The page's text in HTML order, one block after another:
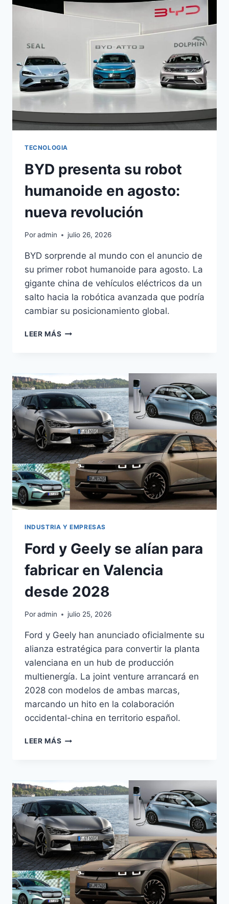
HÍBRIDO
DE
TECNOLOGIA
BYD presenta su robot
humanoide en agosto:
nueva revolución
Poradmin julio 26, 2026
BYD sorprende al mundo con el anuncio de
su primer robot humanoide para agosto. La
gigante china de vehículos eléctricos da un
salto hacia la robótica avanzada que podría
cambiar su posicionamiento global.
LEER MÁS BYD
EN
AGOSTO:
NUEVA
REVOLUCIÓN
INDUSTRIA Y EMPRESAS
Ford y Geely se alían para
fabricar en Valencia
desde 2028
Poradmin julio 25, 2026
Ford y Geely han anunciado oficialmente su
alianza estratégica para convertir la planta
valenciana en un hub de producción
multienergía. La joint venture arrancará en
2028 con modelos de ambas marcas,
marcando un hito en la colaboración
occidental-china en territorio español.
LEER MÁS FORD
PARA
FABRICAR
EN
VALENCIA
DESDE
2028